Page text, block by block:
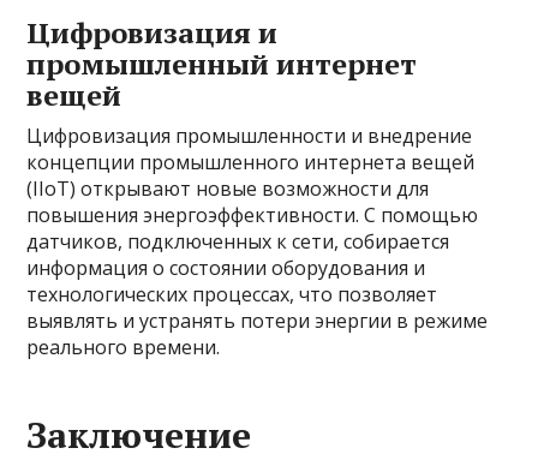
Цифровизация и
промышленный интернет
вещей
Цифровизация промышленности и внедрение
концепции промышленного интернета вещей
(IIoT) открывают новые возможности для
повышения энергоэффективности. С помощью
датчиков, подключенных к сети, собирается
информация о состоянии оборудования и
технологических процессах, что позволяет
выявлять и устранять потери энергии в режиме
реального времени.
Заключение